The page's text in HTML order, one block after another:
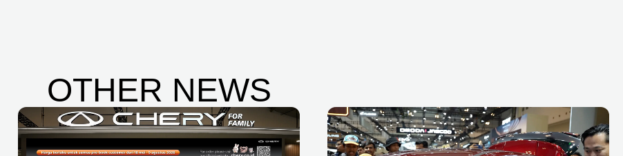
OTHER NEWS